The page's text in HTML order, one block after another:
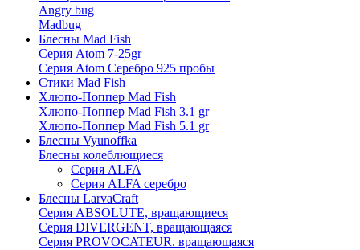
Angry bug
Madbug
Блесны Mad Fish
Серия Atom 7-25gr
Серия Atom Серебро 925 пробы
Стики Mad Fish
Хлюпо-Поппер Mad Fish
Хлюпо-Поппер Mad Fish 3.1 gr
Хлюпо-Поппер Mad Fish 5.1 gr
Блесны Vyunoffka
Блесны колеблющиеся
Серия ALFA
Серия ALFA серебро
Блесны LarvaCraft
Серия ABSOLUTE, вращающиеся
Серия DIVERGENT, вращающаяся
Серия PROVOCATEUR. вращающаяся